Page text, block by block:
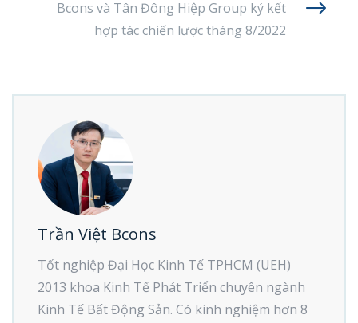
Bcons và Tân Đông Hiệp Group ký kết
hợp tác chiến lược tháng 8/2022
Trần Việt Bcons
Tốt nghiệp Đại Học Kinh Tế TPHCM (UEH)
2013 khoa Kinh Tế Phát Triển chuyên ngành
Kinh Tế Bất Động Sản. Có kinh nghiệm hơn 8